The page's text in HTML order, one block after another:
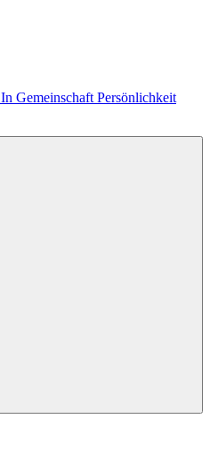
In Gemeinschaft Persönlichkeit